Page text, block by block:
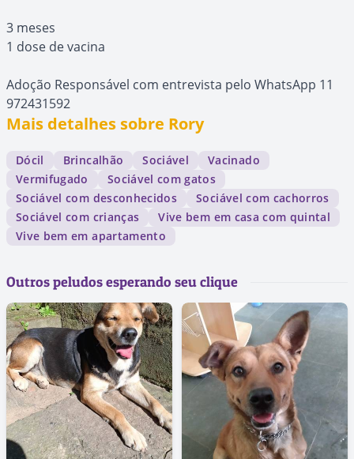
3 meses
1 dose de vacina
Adoção Responsável com entrevista pelo WhatsApp 11
972431592
Mais detalhes sobre Rory
Dócil Brincalhão Sociável
Vacinado
Vermifugado
Sociável com gatos
Sociável com desconhecidos
Sociável com cachorros
Sociável com crianças
Vive bem em casa com quintal
Vive bem em apartamento
Outros peludos esperando seu clique